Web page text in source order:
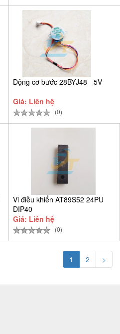
Động cơ bước 28BYJ48 - 5V
Giá: Liên hệ
(0)
Vi điều khiển AT89S52 24PU
DIP40
Giá: Liên hệ
(0)
1 2 >